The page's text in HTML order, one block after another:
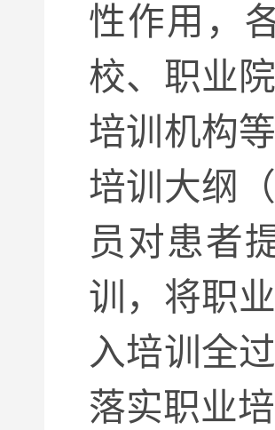
性作用，
校、职业
培训机构
培训大纲
员对患者
训，将职
入培训全
落实职业